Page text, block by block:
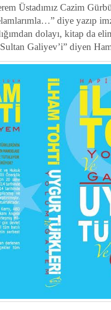
Üstadımız Cazim
diye yazıp
dolayı, kitap da
Galiyev’i” diyen